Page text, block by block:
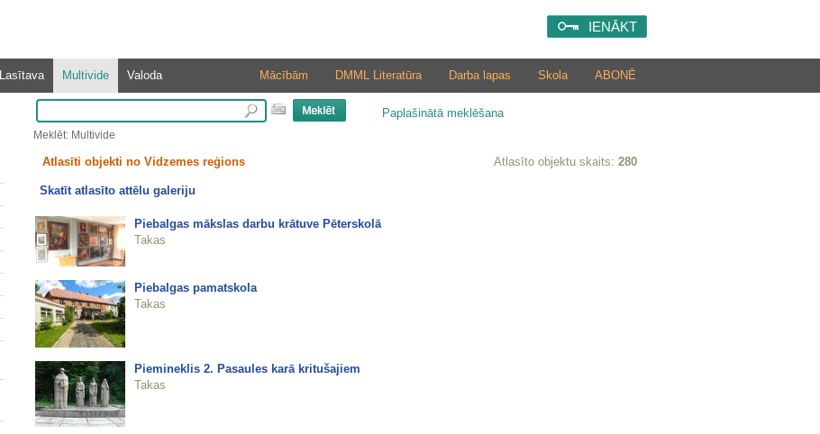
IENĀKT
Lasītava Multivide Valoda ABONĒ
Skola
Darba lapas
DMML Literatūra
Mācībām
Paplašinātā meklēšana
Meklēt: Multivide
Atlasīti objekti no Vidzemes reģions Atlasīto objektu skaits: 280
Skatīt atlasīto attēlu galeriju
Piebalgas mākslas darbu krātuve Pēterskolā
Takas
Piebalgas pamatskola
Takas
Piemineklis 2. Pasaules karā kritušajiem
Takas